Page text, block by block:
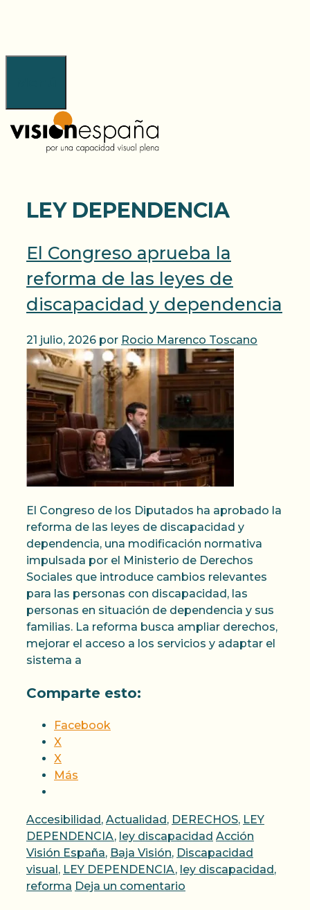
LEY DEPENDENCIA
El Congreso aprueba la
reforma de las leyes de
discapacidad y dependencia
21 julio, 2026 por Rocio Marenco Toscano
El Congreso de los Diputados ha aprobado la
reforma de las leyes de discapacidad y
dependencia, una modificación normativa
impulsada por el Ministerio de Derechos
Sociales que introduce cambios relevantes
para las personas con discapacidad, las
personas en situación de dependencia y sus
familias. La reforma busca ampliar derechos,
mejorar el acceso a los servicios y adaptar el
sistema a
Comparte esto:
Facebook
X
X
Más
Categorías
Accesibilidad, Actualidad, DERECHOS, LEY
DEPENDENCIA, ley discapacidad Etiquetas
Acción
Visión España, Baja Visión, Discapacidad
visual, LEY DEPENDENCIA, ley discapacidad,
reforma Deja un comentario